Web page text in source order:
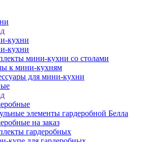
кухни
кухни
мини-кухни со столами
к мини-кухням
для мини-кухни
элементы гардеробной Белла
на заказ
гардеробных